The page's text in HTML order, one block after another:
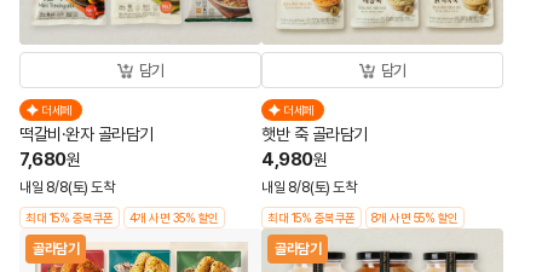
담기
더세페
떡갈비·완자 골라담기
7,680원
내일 8/8(토) 도착
최대 15% 중복쿠폰 4개 사면 35% 할인
담기
더세페
햇반 죽 골라담기
4,980원
내일 8/8(토) 도착
최대 15% 중복쿠폰 8개 사면 55% 할인
골라담기 골라담기